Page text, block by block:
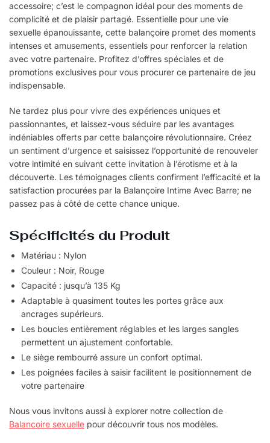
accessoire; c’est le compagnon idéal pour des moments de
complicité et de plaisir partagé. Essentielle pour une vie
sexuelle épanouissante, cette balançoire promet des moments
intenses et amusements, essentiels pour renforcer la relation
avec votre partenaire. Profitez d’offres spéciales et de
promotions exclusives pour vous procurer ce partenaire de jeu
indispensable.
Ne tardez plus pour vivre des expériences uniques et
passionnantes, et laissez-vous séduire par les avantages
indéniables offerts par cette balançoire révolutionnaire. Créez
un sentiment d’urgence et saisissez l’opportunité de renouveler
votre intimité en suivant cette invitation à l’érotisme et à la
découverte. Les témoignages clients confirment l’efficacité et la
satisfaction procurées par la Balançoire Intime Avec Barre; ne
passez pas à côté de cette chance unique.
Spécificités du Produit
Matériau : Nylon
Couleur : Noir, Rouge
Capacité : jusqu’à 135 Kg
Adaptable à quasiment toutes les portes grâce aux
ancrages supérieurs.
Les boucles entièrement réglables et les larges sangles
permettent un ajustement confortable.
Le siège rembourré assure un confort optimal.
Les poignées faciles à saisir facilitent le positionnement de
votre partenaire
Nous vous invitons aussi à explorer notre collection de
Balancoire sexuelle pour découvrir tous nos modèles.